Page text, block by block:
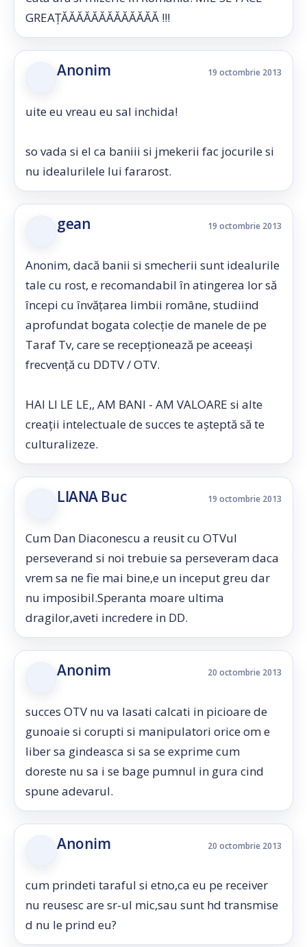
GREAȚĂĂĂĂĂĂĂĂĂĂĂĂĂ !!!
Anonim 19 octombrie 2013
uite eu vreau eu sal inchida!
so vada si el ca baniii si jmekerii fac jocurile si
nu idealurilele lui fararost.
gean 19 octombrie 2013
Anonim, dacă banii si smecherii sunt idealurile
tale cu rost, e recomandabil în atingerea lor să
începi cu învățarea limbii române, studiind
aprofundat bogata colecție de manele de pe
Taraf Tv, care se recepționează pe aceeași
frecvență cu DDTV / OTV.
HAI LI LE LE,, AM BANI - AM VALOARE si alte
creații intelectuale de succes te așteptă să te
culturalizeze.
LIANA Buc 19 octombrie 2013
Cum Dan Diaconescu a reusit cu OTVul
perseverand si noi trebuie sa perseveram daca
vrem sa ne fie mai bine,e un inceput greu dar
nu imposibil.Speranta moare ultima
dragilor,aveti incredere in DD.
Anonim 20 octombrie 2013
succes OTV nu va lasati calcati in picioare de
gunoaie si corupti si manipulatori orice om e
liber sa gindeasca si sa se exprime cum
doreste nu sa i se bage pumnul in gura cind
spune adevarul.
Anonim 20 octombrie 2013
cum prindeti taraful si etno,ca eu pe receiver
nu reusesc are sr-ul mic,sau sunt hd transmise
d nu le prind eu?